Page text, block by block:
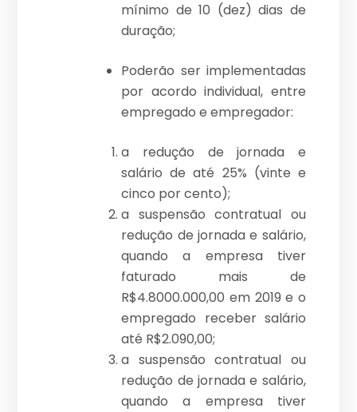
mínimo de 10 (dez) dias de
duração;
Poderão ser implementadas
por acordo individual, entre
empregado e empregador:
a redução de jornada e
salário de até 25% (vinte e
cinco por cento);
a suspensão contratual ou
redução de jornada e salário,
quando a empresa tiver
faturado mais de
R$4.8000.000,00 em 2019 e o
empregado receber salário
até R$2.090,00;
a suspensão contratual ou
redução de jornada e salário,
quando a empresa tiver